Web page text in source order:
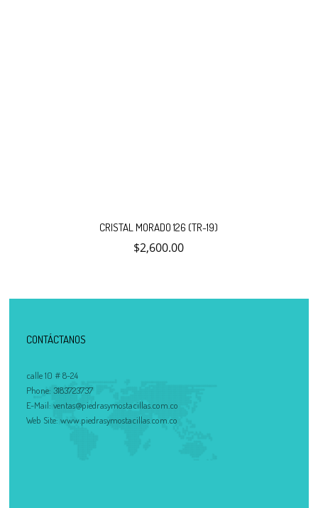
CRISTAL MORADO 126 (TR-19)
$2,600.00
CONTÁCTANOS
calle 10 # 8-24
Phone: 3183723737
E-Mail: ventas@piedrasymostacillas.com.co
Web Site: www.piedrasymostacillas.com.co